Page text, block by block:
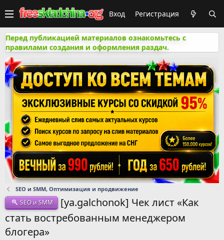
Вход Регистрация
Перед публикацией материалов ознакомьтесь с
правилами создания и оформления раздач.
SEO и SMM, Оптимизация и продвижение
SEO и SMM
[ya.galchonok] Чек лист «Как
стать востребованным менеджером
блогера»